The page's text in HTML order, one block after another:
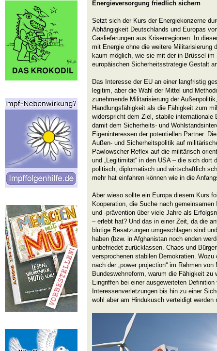
Energieversorgung friedlich sichern
Setzt sich der Kurs der Energiekonzerne
Abhängigkeit Deutschlands und Europas
Gaslieferungen aus Krisenregionen. In
mit Energie ohne die weitere Militarisierung
kaum möglich, wie sie mit der in Brüssel
europäischen Sicherheitsstrategie Gestalt
Das Interesse der EU an einer langfristig
legitim, aber die Wahl der Mittel und
zunehmende Militarisierung der
Handlungsfähigkeit als die Fähigkeit zum
widerspricht dem Ziel, stabile internationale
damit dem Sicherheits- und
Eigeninteressen der potentiellen Partner.
Außen- und Sicherheitspolitik auf
Pawlowscher Reflex auf die militärisch
und „Legitimität“ in den USA – die sich dort
politisch, diplomatisch und wirtschaftlich
mehr hat einfahren können wie in die
Aber wieso sollte ein Europa diesem Kurs
Kooperation, die Suche nach
und -prävention über viele Jahre als
– erlebt hat? Und das in einer Zeit, da die
blutige Besatzungen umgeschlagen sind
haben (bzw. in Afghanistan noch enden
unbefriedet zurücklassen. Chaos und
versprochenen stabilen Demokratien. Wozu
nach der „power projection“ im Rahmen
Bundeswehrreform, warum die Fähigkeit zu
Eingriffen bei einer ausgeweiteten Definition
Interessenverletzungen bis hin zu einer
wohl aber am Hindukusch verteidigt werden